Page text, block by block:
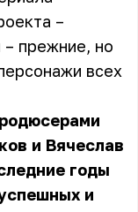
–
– прежние, но
всех
и Вячеслав
годы
и